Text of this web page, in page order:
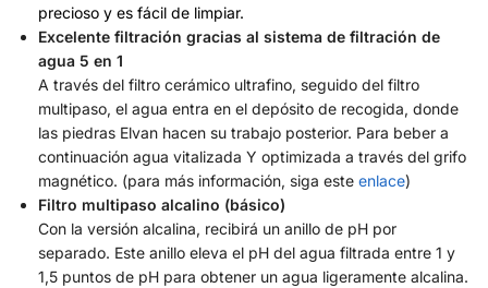
precioso y es fácil de limpiar.
Excelente filtración gracias al sistema de filtración de
agua 5 en 1
A través del filtro cerámico ultrafino, seguido del filtro
multipaso, el agua entra en el depósito de recogida, donde
las piedras Elvan hacen su trabajo posterior. Para beber a
continuación agua vitalizada Y optimizada a través del grifo
magnético. (para más información, siga este enlace)
Filtro multipaso alcalino (básico)
Con la versión alcalina, recibirá un anillo de pH por
separado. Este anillo eleva el pH del agua filtrada entre 1 y
1,5 puntos de pH para obtener un agua ligeramente alcalina.